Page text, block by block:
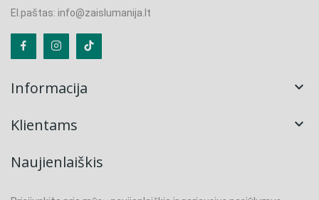
El.paštas: info@zaislumanija.lt
Informacija 
Klientams 
Naujienlaiškis